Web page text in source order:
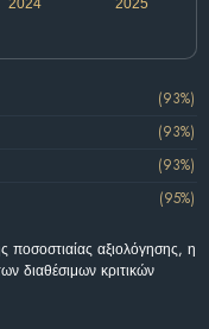
2024 2025
(93%)
(93%)
(93%)
(95%)
ποσοστιαίας αξιολόγησης, η
διαθέσιμων κριτικών